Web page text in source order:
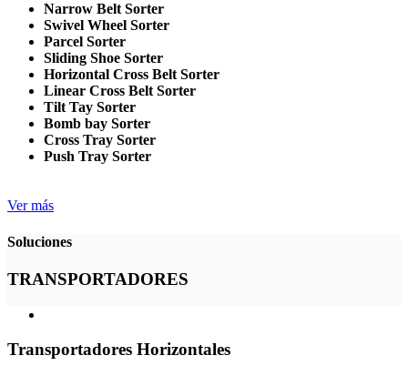
Narrow Belt Sorter
Swivel Wheel Sorter
Parcel Sorter
Sliding Shoe Sorter
Horizontal Cross Belt Sorter
Linear Cross Belt Sorter
Tilt Tay Sorter
Bomb bay Sorter
Cross Tray Sorter
Push Tray Sorter
Ver más
Soluciones
TRANSPORTADORES
Transportadores Horizontales